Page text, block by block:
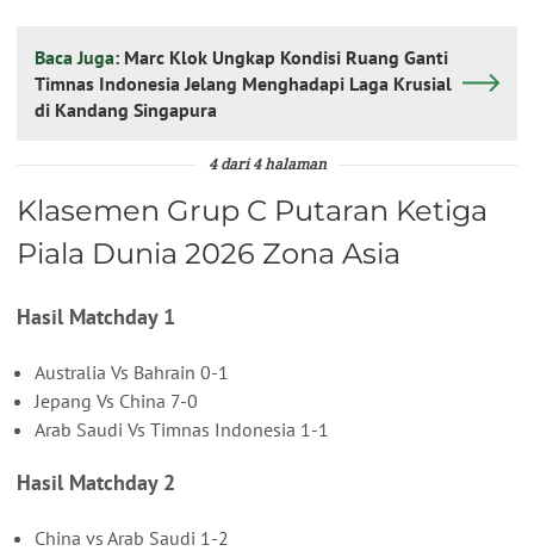
Baca Juga: Marc Klok Ungkap Kondisi Ruang Ganti
Timnas Indonesia Jelang Menghadapi Laga Krusial
di Kandang Singapura
4 dari 4 halaman
Klasemen Grup C Putaran Ketiga
Piala Dunia 2026 Zona Asia
Hasil Matchday 1
Australia Vs Bahrain 0-1
Jepang Vs China 7-0
Arab Saudi Vs Timnas Indonesia 1-1
Hasil Matchday 2
China vs Arab Saudi 1-2